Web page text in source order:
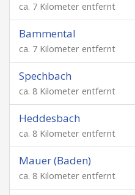
ca. 7 Kilometer entfernt
Bammental
ca. 7 Kilometer entfernt
Spechbach
ca. 8 Kilometer entfernt
Heddesbach
ca. 8 Kilometer entfernt
Mauer (Baden)
ca. 8 Kilometer entfernt